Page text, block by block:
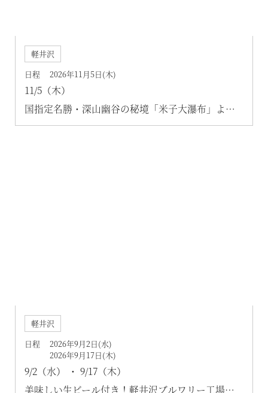
軽井沢
日程 2026年11月5日(木)
11/5（木）
国指定名勝・深山幽谷の秘境「米子大瀑布」よな
ごだいばくふ
軽井沢
日程 2026年9月2日(水)
2026年9月17日(木)
9/2（水） ・ 9/17（木）
美味しい生ビール付き！軽井沢ブルワリー工場見